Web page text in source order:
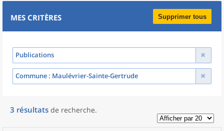
MES CRITÈRES Supprimer tous
Publications
Commune : Maulévrier-Sainte-Gertrude
3 résultats de recherche.